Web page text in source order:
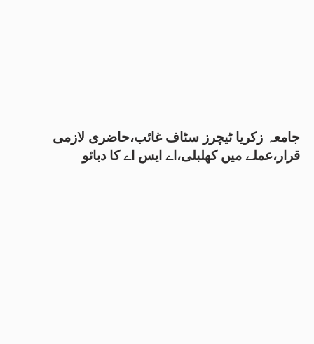
جامعہ زکریا ٹیچرز سٹاف غائب،حاضری لازمی
قرار،عملے میں کھلبلی،اے ایس اے کا دبائو